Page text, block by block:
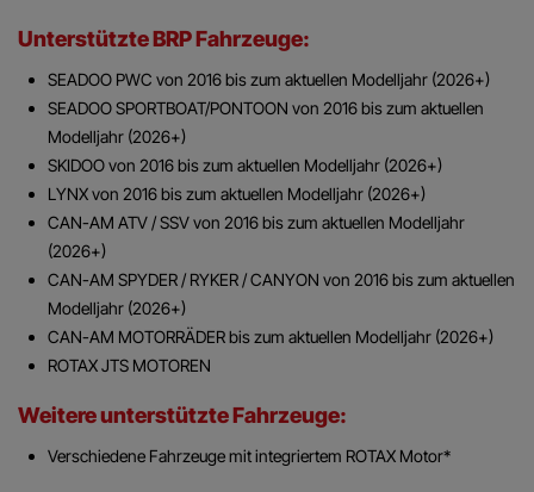
Unterstützte BRP Fahrzeuge:
SEADOO PWC von 2016 bis zum aktuellen Modelljahr (2026+)
SEADOO SPORTBOAT/PONTOON von 2016 bis zum aktuellen
Modelljahr (2026+)
SKIDOOvon 2016 bis zum aktuellen Modelljahr (2026+)
LYNXvon 2016 bis zum aktuellen Modelljahr (2026+)
CAN-AM ATV / SSVvon 2016 bis zum aktuellen Modelljahr
(2026+)
CAN-AM SPYDER / RYKER / CANYON von 2016 bis zum aktuellen
Modelljahr (2026+)
CAN-AM MOTORRÄDER bis zum aktuellen Modelljahr (2026+)
ROTAX JTS MOTOREN
Weitere unterstützte Fahrzeuge:
Verschiedene Fahrzeuge mit integriertem ROTAX Motor*